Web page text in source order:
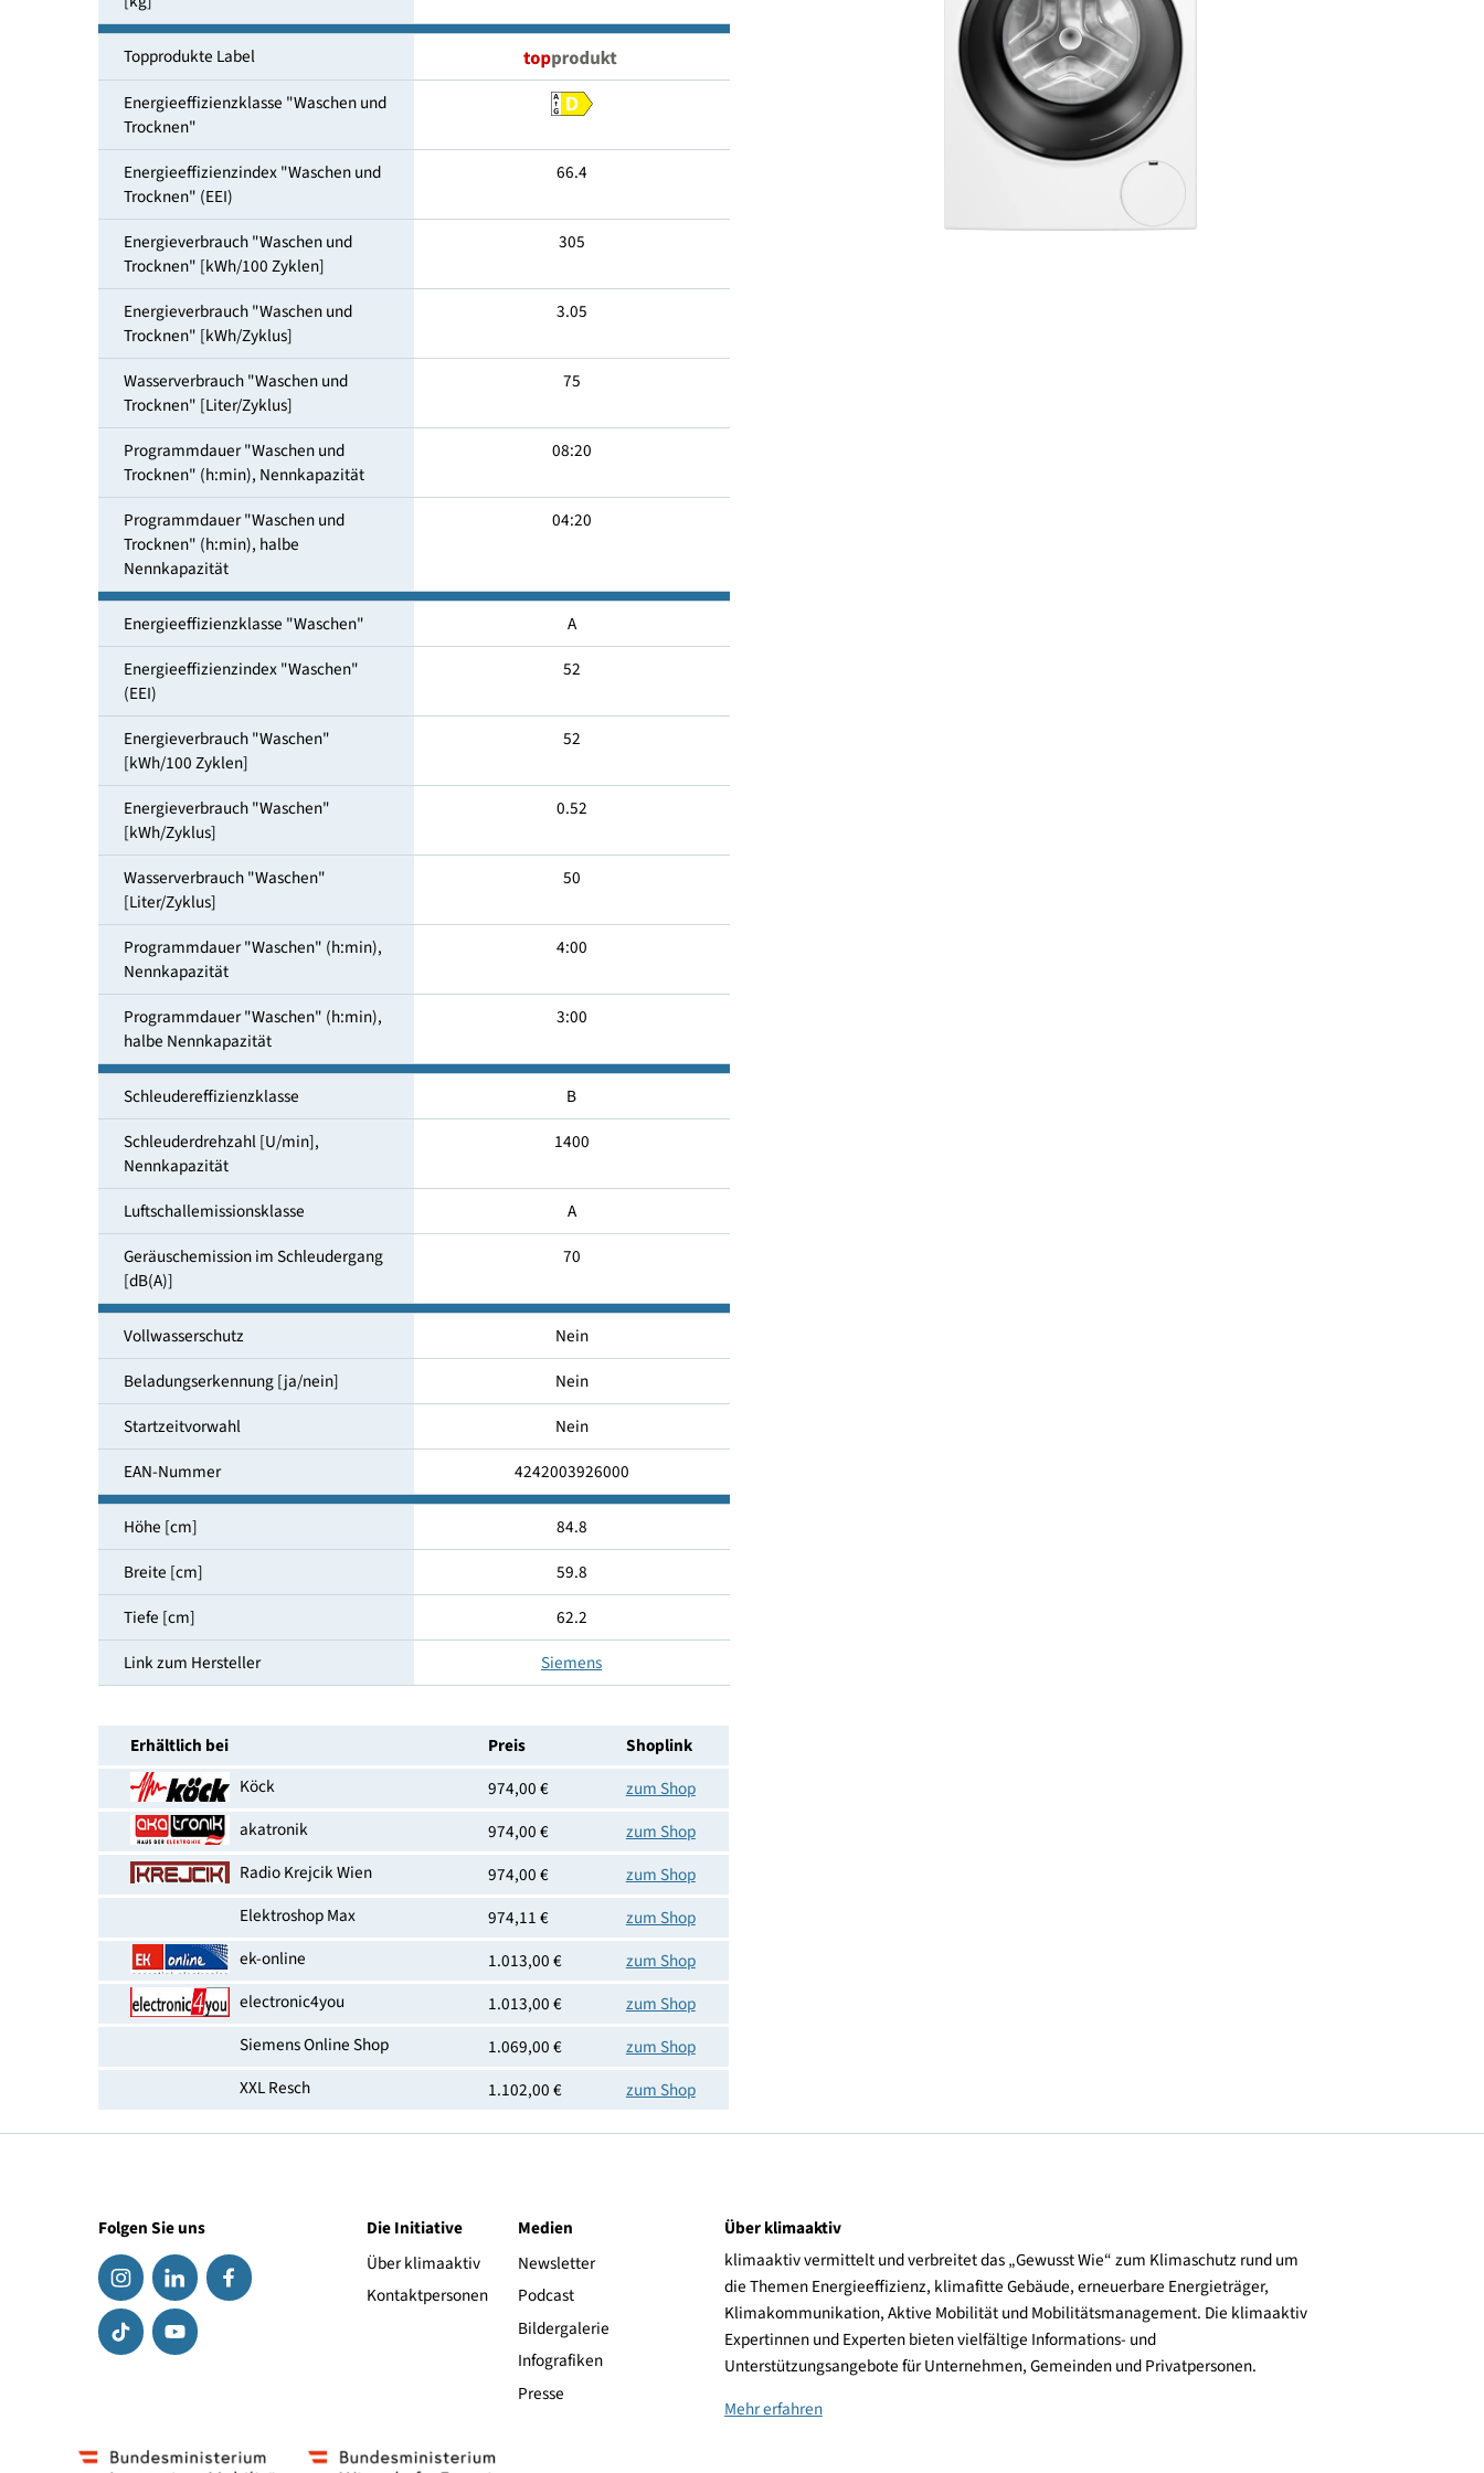
Füllmenge Waschen und Trocknen
[kg]
6
Topprodukte Label
Energieeffizienzklasse "Waschen und
Trocknen"
Energieeffizienzindex "Waschen und
Trocknen" (EEI)
Energieverbrauch "Waschen und
Trocknen" [kWh/100 Zyklen]
Energieverbrauch "Waschen und
Trocknen" [kWh/Zyklus]
Wasserverbrauch "Waschen und
Trocknen" [Liter/Zyklus]
Programmdauer "Waschen und
Trocknen" (h:min), Nennkapazität
Programmdauer "Waschen und
Trocknen" (h:min), halbe
Nennkapazität
Energieeffizienzklasse "Waschen"
Energieeffizienzindex "Waschen"
(EEI)
Energieverbrauch "Waschen"
[kWh/100 Zyklen]
Energieverbrauch "Waschen"
[kWh/Zyklus]
Wasserverbrauch "Waschen"
[Liter/Zyklus]
Programmdauer "Waschen" (h:min),
Nennkapazität
Programmdauer "Waschen" (h:min),
halbe Nennkapazität
3:00
Schleudereffizienzklasse
Schleuderdrehzahl [U/min],
Nennkapazität
1400
Luftschallemissionsklasse
A
Geräuschemission im Schleuder­gang
[dB(A)]
70
Vollwasserschutz
Beladungserkennung [ja/nein] Nein
Startzeitvorwahl
Nein
EAN-Nummer
4242003926000
Höhe [cm] 84.8
Breite [cm] 59.8
Tiefe [cm]
Link zum Hersteller
Erhältlich bei Preis
Köck
974,00 € zum Shop
akatronik 974,00 € zum Shop
Radio Krejcik Wien 974,00 €
zum Shop
1.013,00 € zum Shop
electronic4you
zum Shop
1.069,00 €
zum Shop
1.102,00 € zum Shop